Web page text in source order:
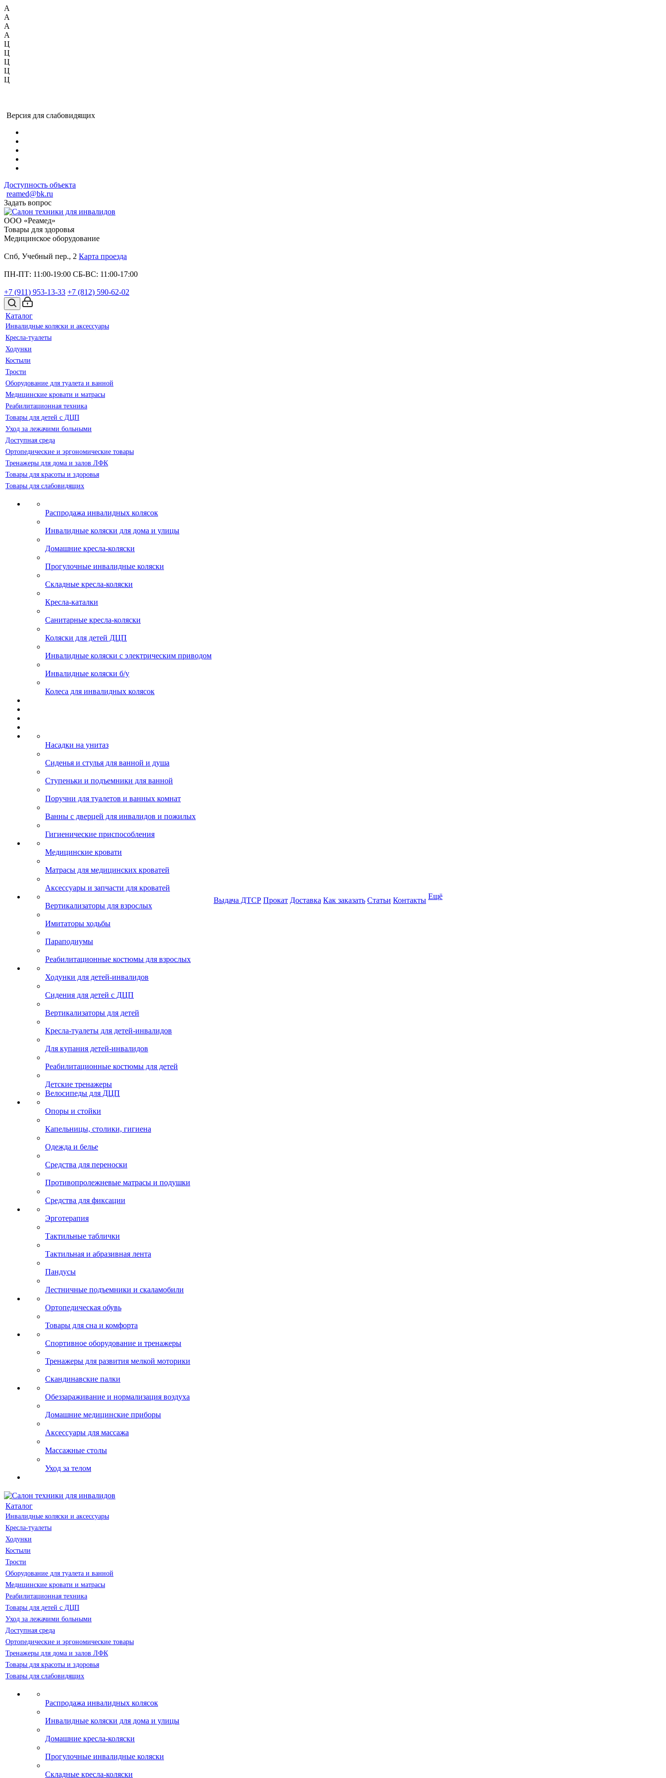
А
А
А
А
Ц
Ц
Ц
Ц
Ц
Версия для слабовидящих
Доступность объекта
reamed@bk.ru
Задать вопрос
ООО «Реамед»
Товары для здоровья
Медицинское оборудование
Спб, Учебный пер., 2 Карта проезда
ПН-ПТ: 11:00-19:00 СБ-ВС: 11:00-17:00
+7 (911) 953-13-33 +7 (812) 590-62-02
Каталог
Инвалидные коляски и аксессуары
Кресла-туалеты
Ходунки
Костыли
Трости
Оборудование для туалета и ванной
Медицинские кровати и матрасы
Реабилитационная техника
Товары для детей с ДЦП
Уход за лежачими больными
Доступная среда
Ортопедические и эргономические товары
Тренажеры для дома и залов ЛФК
Товары для красоты и здоровья
Товары для слабовидящих
Распродажа инвалидных колясок
Инвалидные коляски для дома и улицы
Домашние кресла-коляски
Прогулочные инвалидные коляски
Складные кресла-коляски
Кресла-каталки
Санитарные кресла-коляски
Коляски для детей ДЦП
Инвалидные коляски с электрическим приводом
Инвалидные коляски б/у
Колеса для инвалидных колясок
Насадки на унитаз
Сиденья и стулья для ванной и душа
Ступеньки и подъемники для ванной
Поручни для туалетов и ванных комнат
Ванны с дверцей для инвалидов и пожилых
Гигиенические приспособления
Медицинские кровати
Матрасы для медицинских кроватей
Аксессуары и запчасти для кроватей
Вертикализаторы для взрослых
Имитаторы ходьбы
Параподиумы
Реабилитационные костюмы для взрослых
Ходунки для детей-инвалидов
Сидения для детей с ДЦП
Вертикализаторы для детей
Кресла-туалеты для детей-инвалидов
Для купания детей-инвалидов
Реабилитационные костюмы для детей
Детские тренажеры
Велосипеды для ДЦП
Опоры и стойки
Капельницы, столики, гигиена
Одежда и белье
Средства для переноски
Противопролежневые матрасы и подушки
Средства для фиксации
Эрготерапия
Тактильные таблички
Тактильная и абразивная лента
Пандусы
Лестничные подъемники и скаламобили
Ортопедическая обувь
Товары для сна и комфорта
Спортивное оборудование и тренажеры
Тренажеры для развития мелкой моторики
Скандинавские палки
Обеззараживание и нормализация воздуха
Домашние медицинские приборы
Аксессуары для массажа
Массажные столы
Уход за телом
Выдача ДТСР Прокат Доставка Как заказать Статьи Контакты Ещё
Каталог
Инвалидные коляски и аксессуары
Кресла-туалеты
Ходунки
Костыли
Трости
Оборудование для туалета и ванной
Медицинские кровати и матрасы
Реабилитационная техника
Товары для детей с ДЦП
Уход за лежачими больными
Доступная среда
Ортопедические и эргономические товары
Тренажеры для дома и залов ЛФК
Товары для красоты и здоровья
Товары для слабовидящих
Распродажа инвалидных колясок
Инвалидные коляски для дома и улицы
Домашние кресла-коляски
Прогулочные инвалидные коляски
Складные кресла-коляски